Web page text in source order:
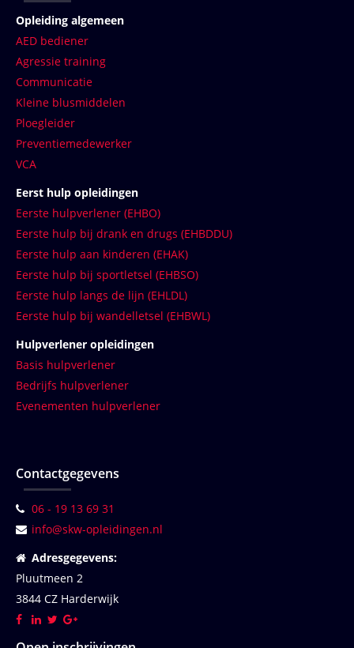
Opleiding algemeen
AED bediener
Agressie training
Communicatie
Kleine blusmiddelen
Ploegleider
Preventiemedewerker
VCA
Eerst hulp opleidingen
Eerste hulpverlener (EHBO)
Eerste hulp bij drank en drugs (EHBDDU)
Eerste hulp aan kinderen (EHAK)
Eerste hulp bij sportletsel (EHBSO)
Eerste hulp langs de lijn (EHLDL)
Eerste hulp bij wandelletsel (EHBWL)
Hulpverlener opleidingen
Basis hulpverlener
Bedrijfs hulpverlener
Evenementen hulpverlener
Contactgegevens
06 - 19 13 69 31
info@skw-opleidingen.nl
Adresgegevens:
Pluutmeen 2
3844 CZ Harderwijk